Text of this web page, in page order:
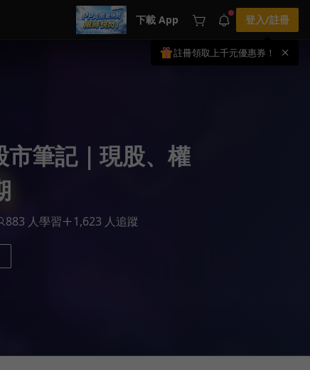
下載 App
NT$2,500 現折 NT$300◾活動期間：即
日起 - 8/13（只有一週）-📣 酷暑季好康
\ 再加碼 /→ 點數回饋無上限🔥購買任一
播」！
查看全部
登入/註冊
註冊領取上千元優惠券！
筆記｜現股、權
883 人學習 1,623 人追蹤